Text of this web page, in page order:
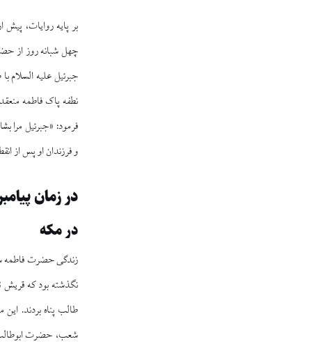
بر پایه روایات، پیش
چهل شبانه روز از
جبرئیل علیه السلام
نطفه پاک فاطمه
فرمود: «جبرئیل مرا
و فرزندان او پس از
در زمان
در مکه
زندگی حضرت فاطمه
نگذشته بود که قریش
طالب پناه بردند.
شعب، حضرت ابوطالب